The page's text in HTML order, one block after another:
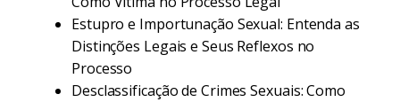
Estupro e Importunação Sexual: Entenda as
Distinções Legais e Seus Reflexos no
Processo
Desclassificação de Crimes Sexuais: Como